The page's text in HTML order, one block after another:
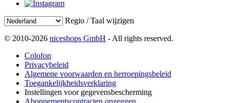
Regio / Taal wijzigen
© 2010-2026 niceshops GmbH - All rights reserved.
Colofon
Privacybeleid
Algemene voorwaarden en herroepingsbeleid
Toegankelijkheidsverklaring
Instellingen voor gegevensbescherming
Abonnementscontracten opzeggen